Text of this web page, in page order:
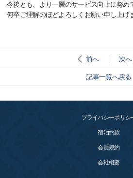
今後とも、より一層のサービス向上に努め
何卒ご理解のほどよろしくお願い申し上げ
前へ 次へ
記事一覧へ戻る
プライバシーポリシ
宿泊約款
会員規約
会社概要